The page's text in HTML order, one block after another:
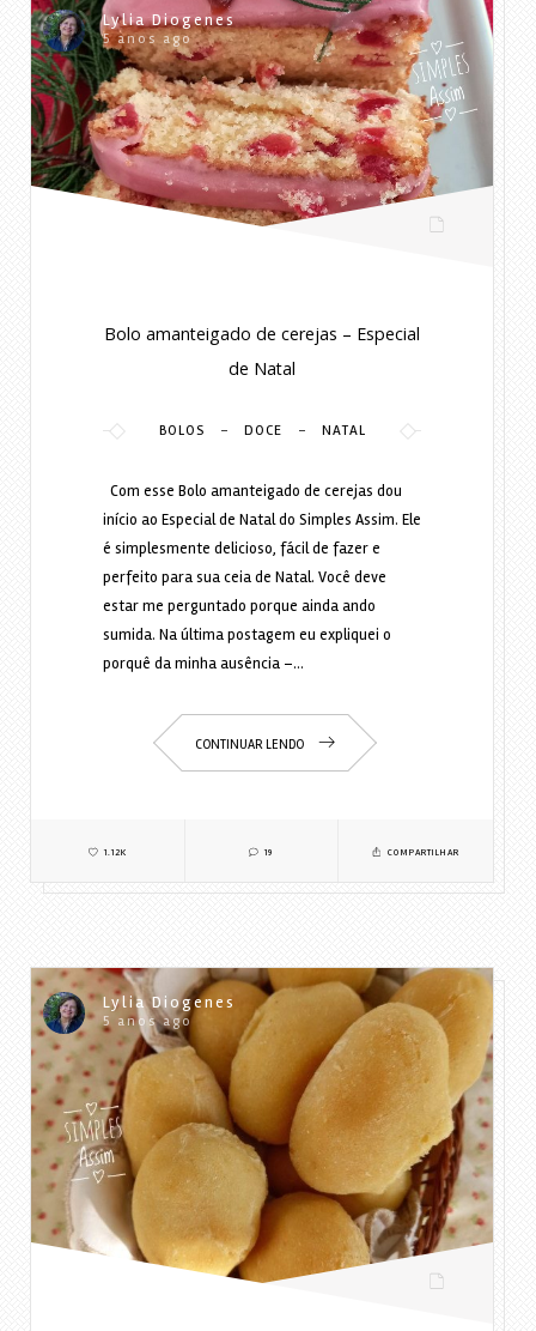
Lylia Diogenes
5 anos ago
Bolo amanteigado de cerejas – Especial
de Natal
BOLOS - DOCE - NATAL
Com esse Bolo amanteigado de cerejas dou
início ao Especial de Natal do Simples Assim. Ele
é simplesmente delicioso, fácil de fazer e
perfeito para sua ceia de Natal. Você deve
estar me perguntado porque ainda ando
sumida. Na última postagem eu expliquei o
porquê da minha ausência –…
CONTINUAR LENDO
1.12K 19 COMPARTILHAR
Lylia Diogenes
5 anos ago